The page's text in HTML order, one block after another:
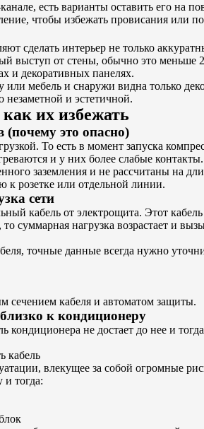
есть варианты оставить его
чтобы избежать провисания или
сделать интерьер не только
выступ от стены, обычно это меньше
и декоративных панелях.
или мебель и снаружи видна только
незаметной и эстетичной.
их избежать
(почему это опасно)
То есть в момент запуска
и у них более слабые
заземления и не рассчитаны на
к розетке или отдельной линии.
сети
кабель от электрощита. Этот
суммарная нагрузка возрастает и
точные данные всегда нужно
сечением кабеля и автоматом защиты.
к кондиционеру
кондиционера не достает до нее и
кабель
влекущее за собой огромные
и тогда: